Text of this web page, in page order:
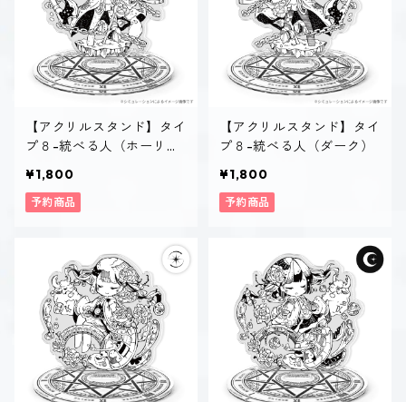
【アクリルスタンド】タイ
プ８-統べる人（ホーリ
¥1,800
予約商品
【アクリルスタンド】タイ
プ８-統べる人（ダーク）
¥1,800
予約商品